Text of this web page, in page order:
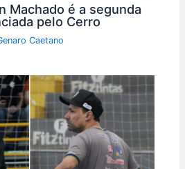
Machado é a segunda
pelo Cerro
Caetano